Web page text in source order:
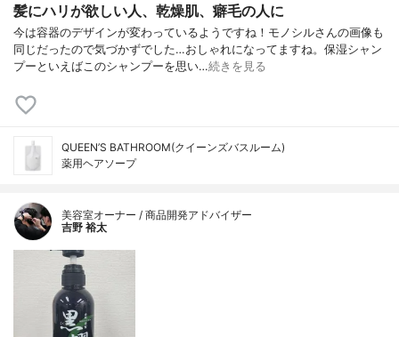
髪にハリが欲しい人、乾燥肌、癖毛の人に
今は容器のデザインが変わっているようですね！モノシルさんの画像も
同じだったので気づかずでした…おしゃれになってますね。保湿シャン
プーといえばこのシャンプーを思い…続きを見る
QUEEN’S BATHROOM(クイーンズバスルーム)
薬用ヘアソープ
美容室オーナー / 商品開発アドバイザー
吉野 裕太